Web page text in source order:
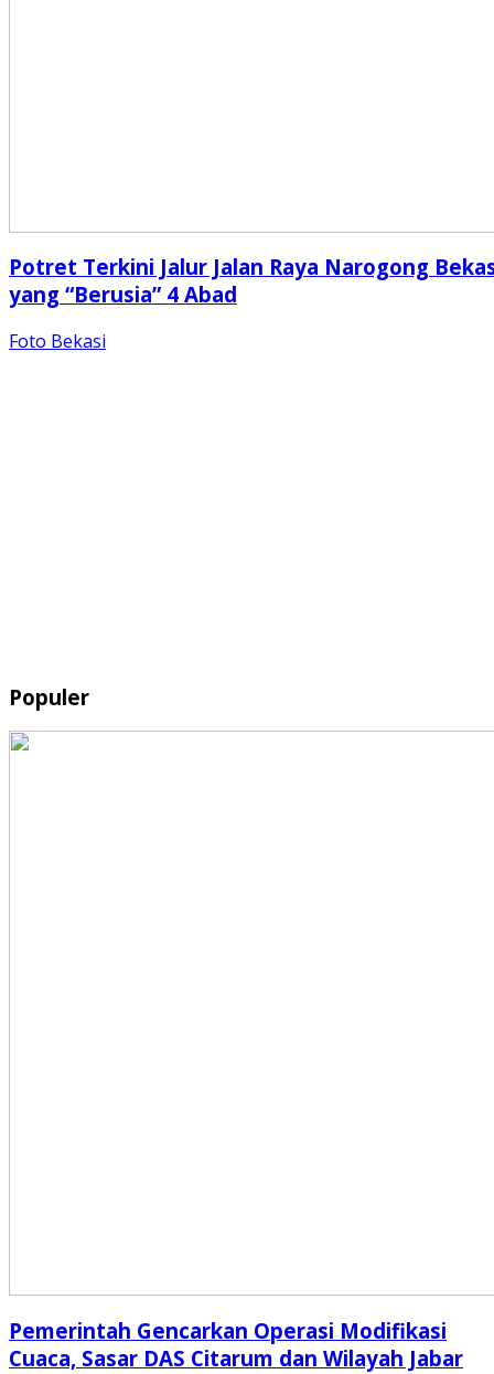
Potret Terkini Jalur Jalan Raya Narogong
yang “Berusia” 4 Abad
Foto Bekasi
Populer
Pemerintah Gencarkan Operasi Modifikasi
Cuaca, Sasar DAS Citarum dan Wilayah Jabar